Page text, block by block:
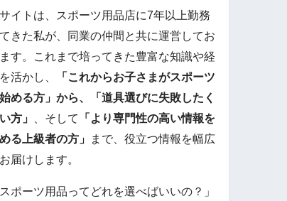
イトは、スポーツ用品店に7年以上勤務
きた私が、同業の仲間と共に運営してお
す。これまで培ってきた豊富な知識や経
活かし、
「これからお子さまがスポーツ
める方」から、「道具選びに失敗したく
方」
、そして
「より専門性の高い情報を
る上級者の方」
まで、役立つ情報を幅広
届けします。
スポーツ用品ってどれを選べばいいの？」